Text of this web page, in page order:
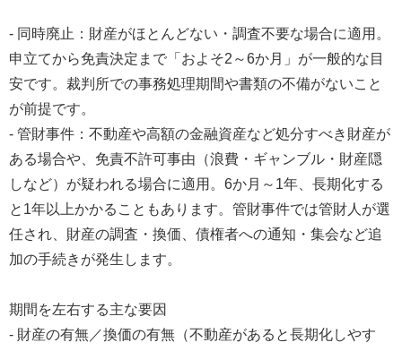
- 同時廃止：財産がほとんどない・調査不要な場合に適用。
申立てから免責決定まで「およそ2～6か月」が一般的な目
安です。裁判所での事務処理期間や書類の不備がないこと
が前提です。
- 管財事件：不動産や高額の金融資産など処分すべき財産が
ある場合や、免責不許可事由（浪費・ギャンブル・財産隠
しなど）が疑われる場合に適用。6か月～1年、長期化する
と1年以上かかることもあります。管財事件では管財人が選
任され、財産の調査・換価、債権者への通知・集会など追
加の手続きが発生します。
期間を左右する主な要因
- 財産の有無／換価の有無（不動産があると長期化しやす